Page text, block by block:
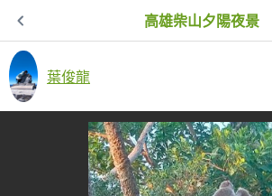
高雄柴山夕陽夜景
葉俊龍